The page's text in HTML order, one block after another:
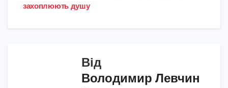
захоплюють душу
Від
Володимир Левчин